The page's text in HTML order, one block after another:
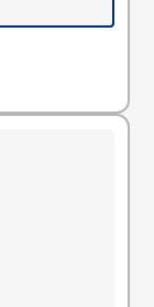
•Mapa